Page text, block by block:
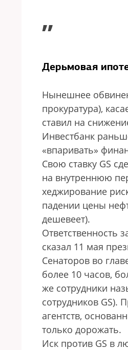
”
Дерьмовая
Нынешнее
прокуратура),
ставил на
Инвестбанк
«впаривать»
Свою ставку GS
на внутреннюю
хеджирование
падении цены
дешевеет).
Ответственность
сказал 11 мая
Сенаторов во
более 10 часов,
же сотрудники
сотрудников GS).
агентств,
только дорожать.
Иск против GS в